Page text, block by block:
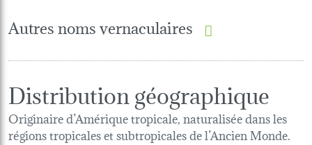
Autres noms vernaculaires
Distribution géographique
Originaire d’Amérique tropicale, naturalisée dans les
régions tropicales et subtropicales de l’Ancien Monde.